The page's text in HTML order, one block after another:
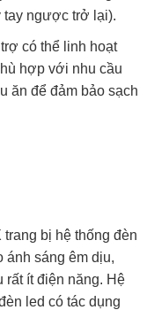
tay ngược trở lại).
có thể linh hoạt
hợp với nhu cầu
ăn để đảm bảo sạch
trang bị hệ thống đèn
ánh sáng êm dịu,
rất ít điện năng. Hệ
led có tác dụng